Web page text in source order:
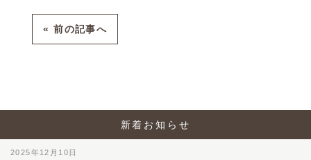
« 前の記事へ
新着お知らせ
2025年12月10日